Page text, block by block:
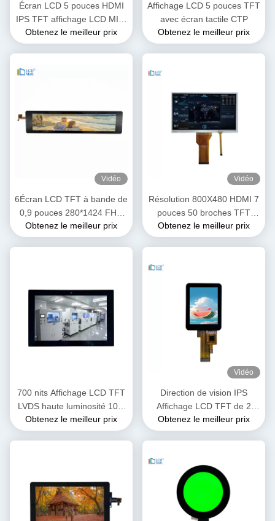
Écran LCD 5 pouces HDMI
IPS TFT affichage LCD MIPI
4L
Obtenez le meilleur prix
Affichage LCD 5 pouces TFT
avec écran tactile CTP
Obtenez le meilleur prix
Vidéo
6Écran LCD TFT à bande de
0,9 pouces 280*1424 FHD
Résolution Interface MIPI
Obtenez le meilleur prix
Vidéo
Résolution 800X480 HDMI 7
pouces 50 broches TFT
affichage LCD RGB Interface
FPC
Obtenez le meilleur prix
700 nits Affichage LCD TFT
LVDS haute luminosité 10,1
pouces OEM ODM
1920x1200
Obtenez le meilleur prix
Vidéo
Direction de vision IPS
Affichage LCD TFT de 2
pouces avec interface
SPI3/4
Obtenez le meilleur prix